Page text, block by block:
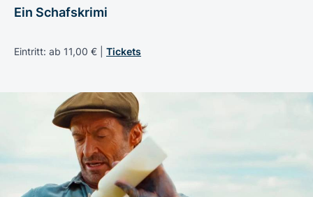
Ein Schafskrimi
Eintritt: ab 11,00 € | Tickets